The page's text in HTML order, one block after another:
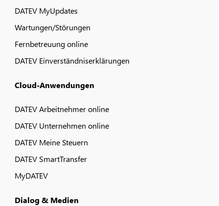
DATEV MyUpdates
Wartungen/Störungen
Fernbetreuung online
DATEV Einverständniserklärungen
Cloud-Anwendungen
DATEV Arbeitnehmer online
DATEV Unternehmen online
DATEV Meine Steuern
DATEV SmartTransfer
MyDATEV
Dialog & Medien